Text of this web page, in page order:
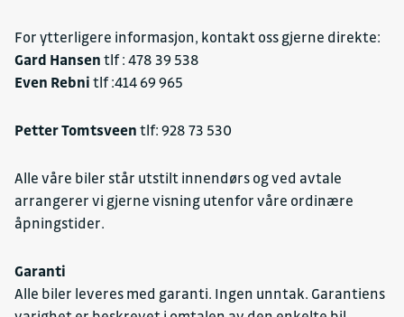
For ytterligere informasjon, kontakt oss gjerne direkte:
Gard Hansen tlf : 478 39 538
Even Rebni tlf :414 69 965
Petter Tomtsveen tlf: 928 73 530
Alle våre biler står utstilt innendørs og ved avtale
arrangerer vi gjerne visning utenfor våre ordinære
åpningstider.
Garanti
Alle biler leveres med garanti. Ingen unntak. Garantiens